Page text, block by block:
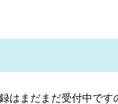
まだまだ受付中です